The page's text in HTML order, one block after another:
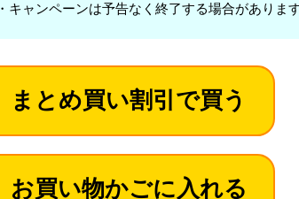
・キャンペーンは予告なく終了する場合があります